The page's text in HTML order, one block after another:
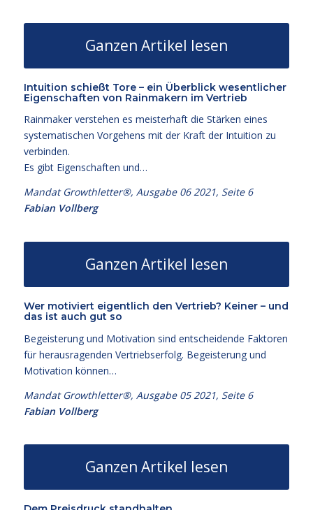
Ganzen Artikel lesen
Intuition schießt Tore – ein Überblick wesentlicher
Eigenschaften von Rainmakern im Vertrieb
Rainmaker verstehen es meisterhaft die Stärken eines
systematischen Vorgehens mit der Kraft der Intuition zu
verbinden.
Es gibt Eigenschaften und…
Mandat Growthletter®, Ausgabe 06 2021, Seite 6
Fabian Vollberg
Ganzen Artikel lesen
Wer motiviert eigentlich den Vertrieb? Keiner – und
das ist auch gut so
Begeisterung und Motivation sind entscheidende Faktoren
für herausragenden Vertriebserfolg. Begeisterung und
Motivation können…
Mandat Growthletter®, Ausgabe 05 2021, Seite 6
Fabian Vollberg
Ganzen Artikel lesen